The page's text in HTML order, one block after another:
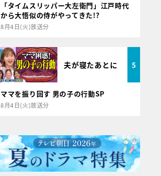
「タイムスリッパー大左衛門」江戸時代
から大悟似の侍がやってきた!?
8月4日(火)放送分
夫が寝たあとに 5
ママを振り回す 男の子の行動SP
8月4日(火)放送分